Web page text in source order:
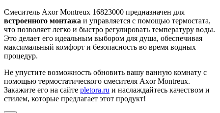
Смеситель Axor Montreux 16823000 предназначен для
встроенного монтажа и управляется с помощью термостата,
что позволяет легко и быстро регулировать температуру воды.
Это делает его идеальным выбором для душа, обеспечивая
максимальный комфорт и безопасность во время водных
процедур.
Не упустите возможность обновить вашу ванную комнату с
помощью термостатического смесителя Axor Montreux.
Закажите его на сайте pletora.ru и наслаждайтесь качеством и
стилем, которые предлагает этот продукт!